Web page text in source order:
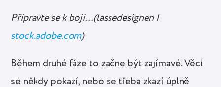
Připravte se k boji…(lassedesignen |
stock.adobe.com)
Během druhé fáze to začne být zajímavé. Věci
se někdy pokazí, nebo se třeba zkazí úplně